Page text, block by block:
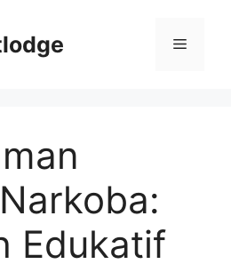
Menu
Edukatif